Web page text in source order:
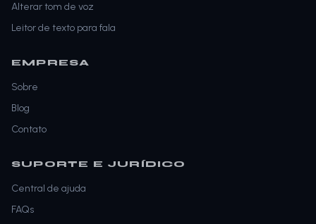
Alterar tom de voz
Leitor de texto para fala
EMPRESA
Sobre
Blog
Contato
SUPORTE E JURÍDICO
Central de ajuda
FAQs